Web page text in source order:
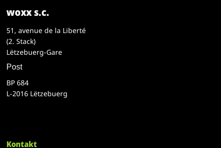
woxx s.c.
51, avenue de la Liberté
(2. Stack)
Lëtzebuerg-Gare
Post
BP 684
L-2016 Lëtzebuerg
Kontakt